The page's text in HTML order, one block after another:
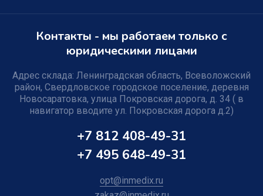
Контакты - мы работаем только с
юридическими лицами
Адрес склада: Ленинградская область, Всеволожский
район, Свердловское городское поселение, деревня
Новосаратовка, улица Покровская дорога, д. 34 ( в
навигатор вводите ул. Покровская дорога д.2)
+7 812 408-49-31
+7 495 648-49-31
opt@inmedix.ru